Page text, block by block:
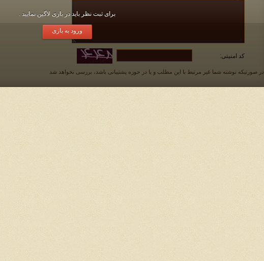
کد امنیتی:
در صورتیکه نوشته شما غیر مرتبط با این مطلب و یا در حوزه پشتیبانی باشد، بررسی نخواهد شد
برای ثبت نظر باید در بازی لاگین نمایید .
ورود به بازی